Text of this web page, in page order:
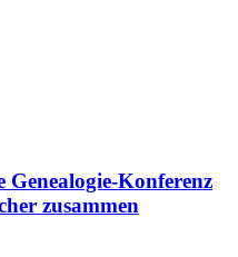
Genealogie-Konferenz
zusammen